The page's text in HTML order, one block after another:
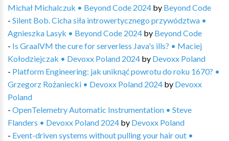
Michał Michalczuk • Beyond Code 2024 by Beyond Code
- Silent Bob. Cicha siła introwertycznego przywództwa •
Agnieszka Lasyk • Beyond Code 2024 by Beyond Code
- Is GraalVM the cure for serverless Java's ills? • Maciej
Kołodziejczak • Devoxx Poland 2024 by Devoxx Poland
- Platform Engineering: jak uniknąć powrotu do roku 1670? •
Grzegorz Rożaniecki • Devoxx Poland 2024 by Devoxx
Poland
- OpenTelemetry Automatic Instrumentation • Steve
Flanders • Devoxx Poland 2024 by Devoxx Poland
- Event-driven systems without pulling your hair out •